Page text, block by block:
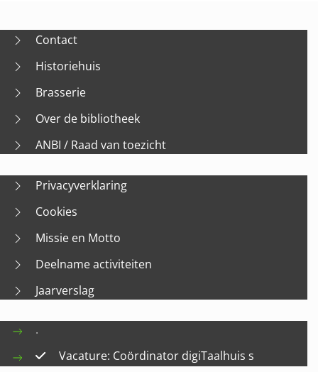
Contact
Historiehuis
Brasserie
Over de bibliotheek
ANBI / Raad van toezicht
Privacyverklaring
Cookies
Missie en Motto
Deelname activiteiten
Jaarverslag
.
Vacature: Coördinator digiTaalhuis s